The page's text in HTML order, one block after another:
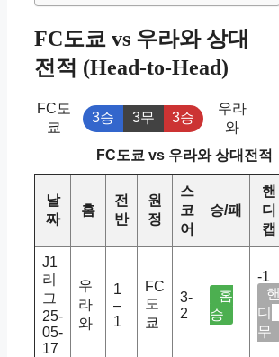
FC도쿄 vs 우라와 상대
전적 (Head-to-Head)
FC도
쿄
3승 3무 3승
우라
와
FC도쿄 vs 우라와 상대전적
날
짜
홈
전
반
원
정
스
코
어
승/패
핸
디
캡
J1
리
그
25-
05-
17
우
라
와
1
–
1
FC
도
쿄
3-
2
홈
승
-1
핸
디
무